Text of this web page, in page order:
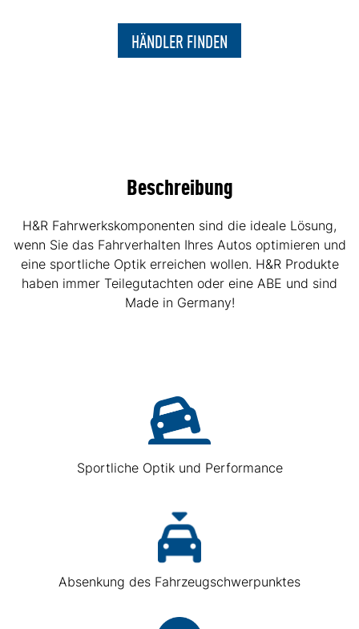
HÄNDLER FINDEN
Beschreibung
H&R Fahrwerkskomponenten sind die ideale Lösung,
wenn Sie das Fahrverhalten Ihres Autos optimieren und
eine sportliche Optik erreichen wollen. H&R Produkte
haben immer Teilegutachten oder eine ABE und sind
Made in Germany!
Sportliche Optik und Performance
Absenkung des Fahrzeugschwerpunktes